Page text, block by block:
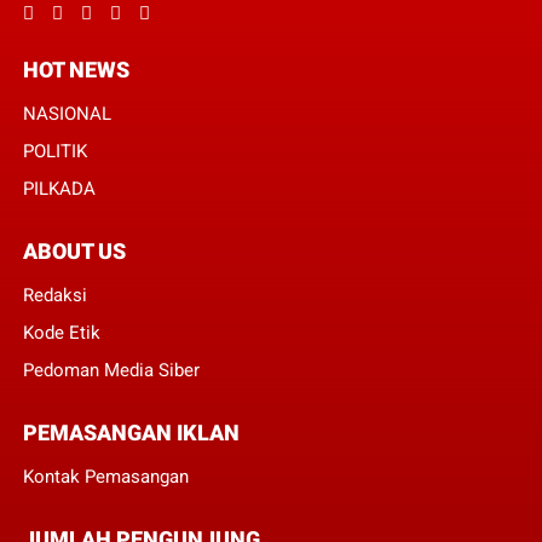
HOT NEWS
NASIONAL
POLITIK
PILKADA
ABOUT US
Redaksi
Kode Etik
Pedoman Media Siber
PEMASANGAN IKLAN
Kontak Pemasangan